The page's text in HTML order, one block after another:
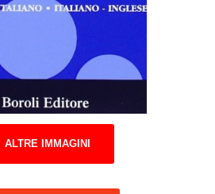
ALTRE IMMAGINI